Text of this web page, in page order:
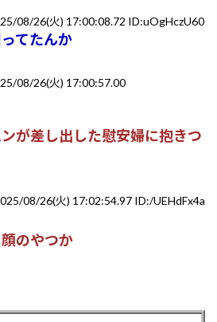
08/26(火) 17:00:08.72 ID:uOgHczU60
てたんか
08/26(火) 17:00:57.00
が差し出した慰安婦に抱きつ
08/26(火) 17:02:54.97 ID:/UEHdFx4a
のやつか